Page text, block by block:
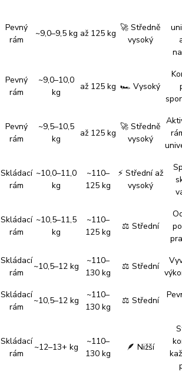
Pevný
rám
~9,0–9,5 kg až 125 kg
🚀 Středně
vysoký
Pevný
rám
~9,0–10,0
kg
až 125 kg 🏎️ Vysoký
Pevný
rám
~9,5–10,5
kg
až 125 kg
🚀 Středně
vysoký
Skládací
rám
~10,0–11,0
kg
~110–
125 kg
⚡ Střední až
vysoký
Skládací
rám
~10,5–11,5
kg
~110–
125 kg
⚖️ Střední
Skládací
rám
~10,5–12 kg
~110–
130 kg
⚖️ Střední
Skládací
rám
~10,5–12 kg
~110–
130 kg
⚖️ Střední
Skládací
rám
~12–13+ kg
~110–
130 kg
🪶 Nižší